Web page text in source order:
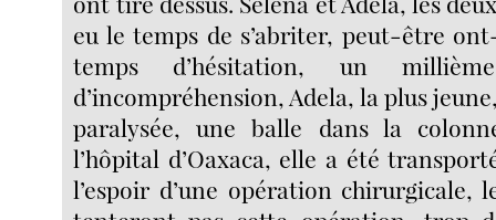
eu le temps de s’abriter, peut-être
temps d’hésitation, un
d’incompréhension, Adela, la plus
paralysée, une balle dans la
l’hôpital d’Oaxaca, elle a été
l’espoir d’une opération chirurgicale,